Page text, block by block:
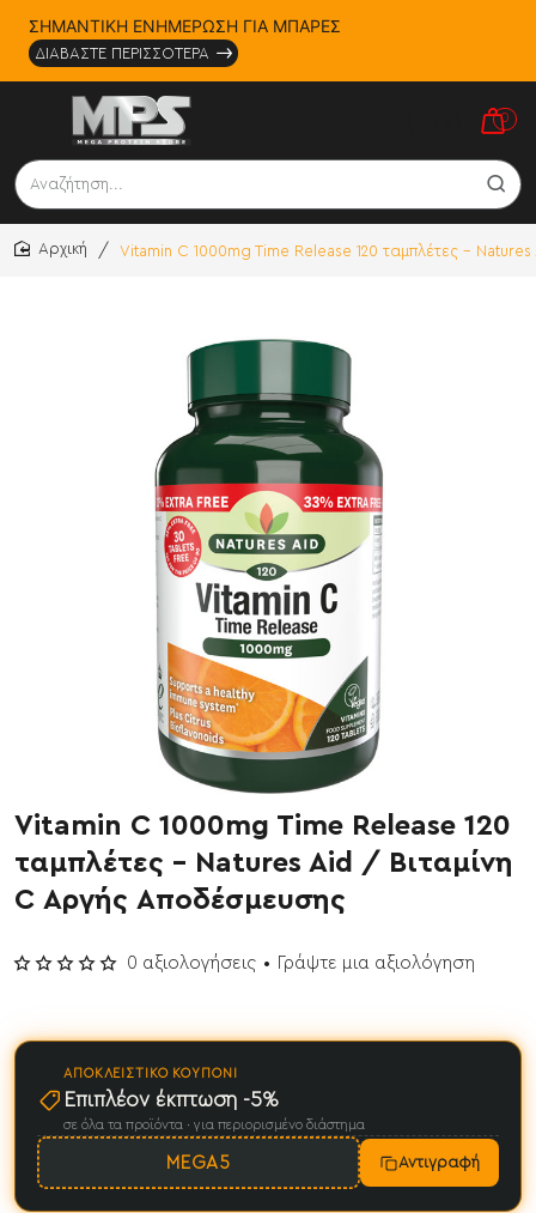
ΣΗΜΑΝΤΙΚΗ ΕΝΗΜΕΡΩΣΗ ΓΙΑ ΜΠΑΡΕΣ
ΔΙΑΒΑΣΤΕ ΠΕΡΙΣΣΟΤΕΡΑ
0
Αναζήτηση...
Vitamin C 1000mg Time Release 120 ταμπλέτες -
Έχει εξαντληθεί
Vitamin C 1000mg Time Release 120
ταμπλέτες - Natures Aid / Βιταμίνη
C Αργής Αποδέσμευσης
0 αξιολογήσεις • Γράψτε μια αξιολόγηση
ΑΠΟΚΛΕΙΣΤΙΚΌ ΚΟΥΠΌΝΙ
Επιπλέον έκπτωση -5%
σε όλα τα προϊόντα · για περιορισμένο διάστημα
MEGA5 Αντιγραφή